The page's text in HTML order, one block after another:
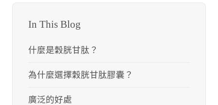
In This Blog
什麼是穀胱甘肽？
為什麼選擇穀胱甘肽膠囊？
廣泛的好處